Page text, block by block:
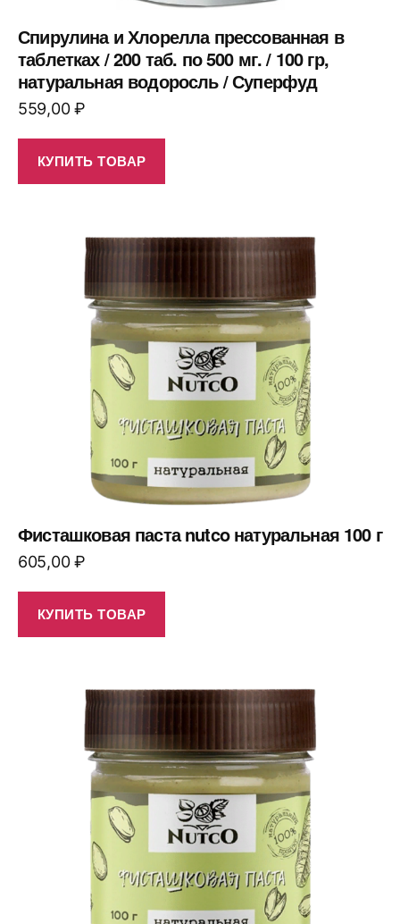
Спирулина и Хлорелла прессованная в
таблетках / 200 таб. по 500 мг. / 100 гр,
натуральная водоросль / Суперфуд
559,00₽
КУПИТЬ ТОВАР
Фисташковая паста nutco натуральная 100 г
605,00₽
КУПИТЬ ТОВАР